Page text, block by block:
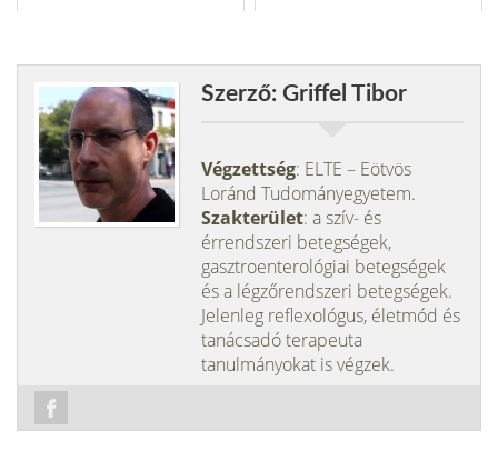
Szerző: Griffel Tibor
Végzettség: ELTE – Eötvös
Loránd Tudományegyetem.
Szakterület: a szív- és
érrendszeri betegségek,
gasztroenterológiai betegségek
és a légzőrendszeri betegségek.
Jelenleg reflexológus, életmód és
tanácsadó terapeuta
tanulmányokat is végzek.